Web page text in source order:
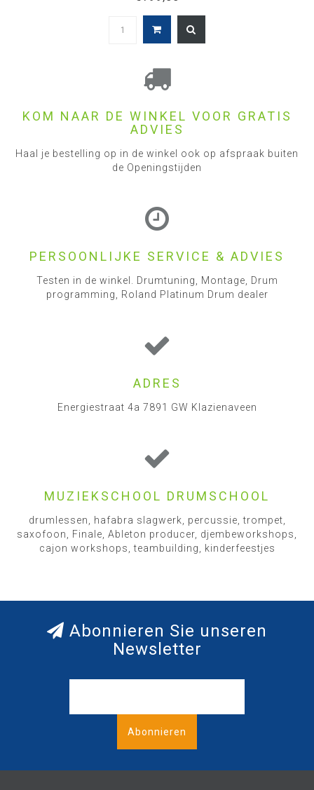
KOM NAAR DE WINKEL VOOR GRATIS
ADVIES
Haal je bestelling op in de winkel ook op afspraak buiten
de Openingstijden
PERSOONLIJKE SERVICE & ADVIES
Testen in de winkel. Drumtuning, Montage, Drum
programming, Roland Platinum Drum dealer
ADRES
Energiestraat 4a 7891 GW Klazienaveen
MUZIEKSCHOOL DRUMSCHOOL
drumlessen, hafabra slagwerk, percussie, trompet,
saxofoon, Finale, Ableton producer, djembeworkshops,
cajon workshops, teambuilding, kinderfeestjes
Abonnieren Sie unseren
Newsletter
Abonnieren